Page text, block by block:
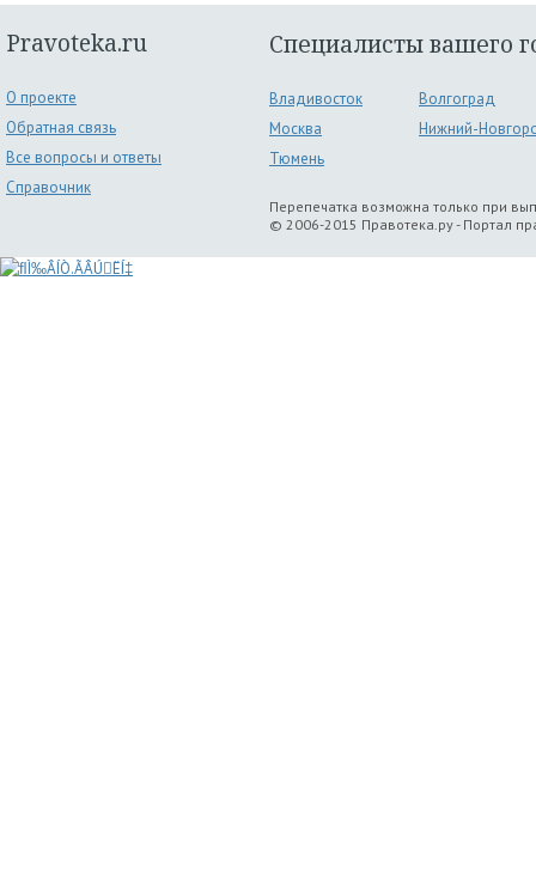
Pravoteka.ru
О проекте
Обратная связь
Все вопросы и ответы
Справочник
Специалисты вашего
Владивосток
Волгоград
Москва
Нижний-
Тюмень
Перепечатка возможна только при
© 2006-2015 Правотека.ру - Портал